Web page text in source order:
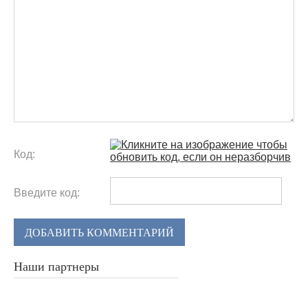
Код:
Введите код:
ДОБАВИТЬ КОММЕНТАРИЙ
Наши партнеры